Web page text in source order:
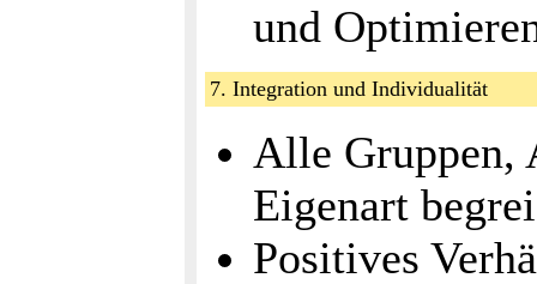
und
7. Integration und Individualität
Alle Gruppen,
Eigenart
Positives